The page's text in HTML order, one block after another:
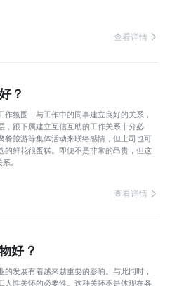
查看详情
？
氛围，与工作中的同事建立良好的关系，
，跟下属建立互信互助的工作关系十分必
餐旅游等集体活动来联络感情，但上司也可
的鲜花很蛋糕。即便不是非常的昂贵，但这
。
查看详情
好？
的发展有着越来越重要的影响。与此同时，
人性关怀的必要性。这种关怀不是体现在各